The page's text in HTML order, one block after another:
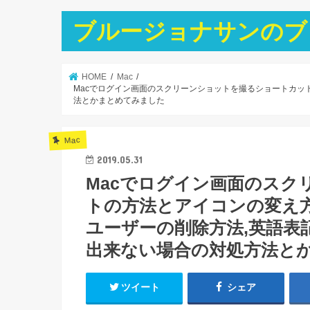
ブルージョナサンの
HOME
Mac
Macでログイン画面のスクリーンショットを撮るショートカ
法とかまとめてみました
Mac
2019.05.31
Macでログイン画面のスク
トの方法とアイコンの変
ユーザーの削除方法,英語表
出来ない場合の対処方法と
ツイート シェア